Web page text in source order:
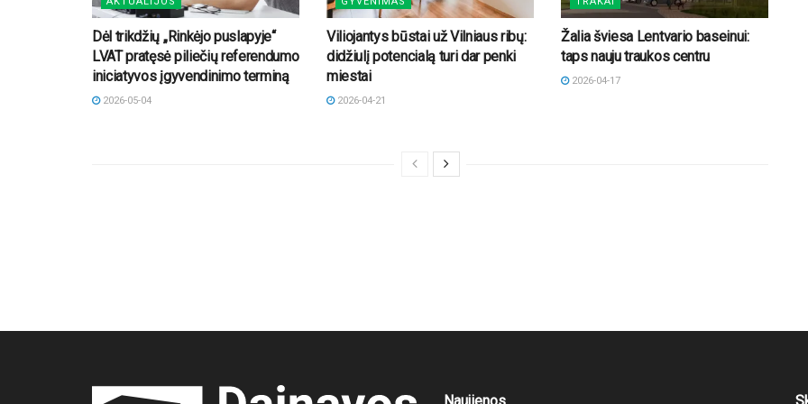
Dėl trikdžių „Rinkėjo puslapyje“
LVAT pratęsė piliečių referendumo
iniciatyvos įgyvendinimo terminą
2026-05-04
Viliojantys būstai už Vilniaus ribų:
didžiulį potencialą turi dar penki
miestai
2026-04-21
Žalia šviesa Lentvario baseinui:
taps nauju traukos centru
2026-04-17